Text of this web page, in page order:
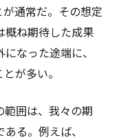
通常だ。その想定
概ね期待した成果
なった途端に、
が多い。
範囲は、我々の期
る。例えば、